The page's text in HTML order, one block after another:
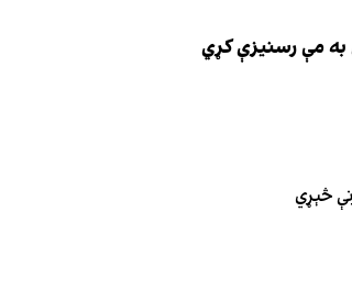
به مې رسنیزې کړي
څېړي